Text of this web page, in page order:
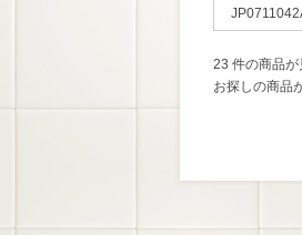
23 件の商品が
お探しの商品